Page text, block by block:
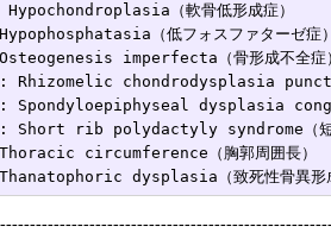
Hypochondroplasia（軟骨低形成症）
（低フォスファターゼ症）
imperfecta（骨形成不全症
Rhizomelic chondrodysplasia punctata
Spondyloepiphyseal dysplasia
Short rib polydactyly syndrome（短肋
circumference（胸郭周囲長）